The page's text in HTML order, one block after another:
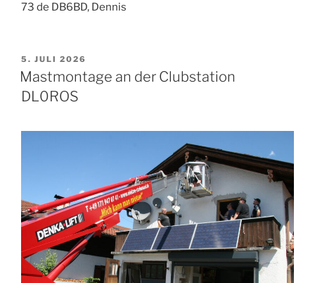
73 de DB6BD, Dennis
VERÖFFENTLICHT
AM
5. JULI 2026
Mastmontage an der Clubstation
DL0ROS